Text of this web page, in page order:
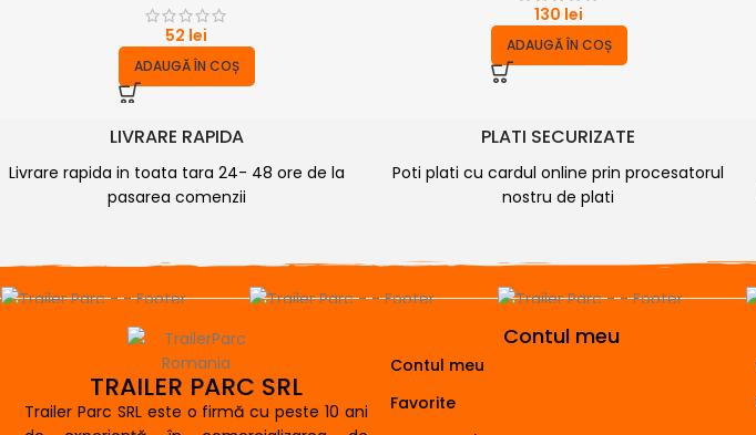
52 lei
ADAUGĂ ÎN COȘ
130 lei
ADAUGĂ ÎN COȘ
LIVRARE RAPIDA
Livrare rapida in toata tara 24- 48 ore de la
pasarea comenzii
PLATI SECURIZATE
Poti plati cu cardul online prin procesatorul
nostru de plati
TRAILER PARC SRL
Trailer Parc SRL este o firmă cu peste 10 ani
Contul meu
Contul meu
Favorite